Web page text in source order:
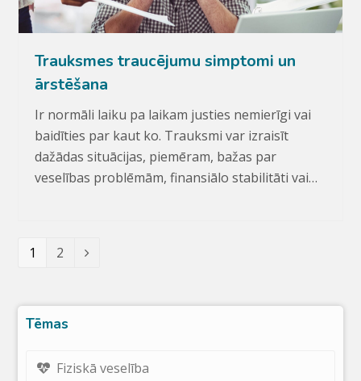
Trauksmes traucējumu simptomi un
ārstēšana
Ir normāli laiku pa laikam justies nemierīgi vai
baidīties par kaut ko. Trauksmi var izraisīt
dažādas situācijas, piemēram, bažas par
veselības problēmām, finansiālo stabilitāti vai…
Lapa
1 Lapa
2 Nākamais
Tēmas
Fiziskā veselība